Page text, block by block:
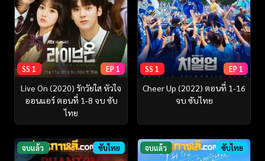
SS 1 EP 1
Live On (2020) รักวัยใส หัวใจ
ออนแอร์ ตอนที่ 1-8 จบ ซับ
ไทย
SS 1 EP 1
Cheer Up (2022) ตอนที่ 1-16
จบ ซับไทย
จบแล้ว ซับไทย จบแล้ว ซับไทย